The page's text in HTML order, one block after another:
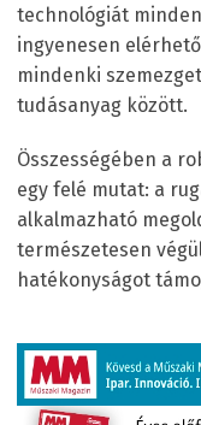
technológiát
ingyenesen
mindenki
tudásanyag között.
Összességében a
egy felé mutat: a
alkalmazható
természetesen
hatékonyságot